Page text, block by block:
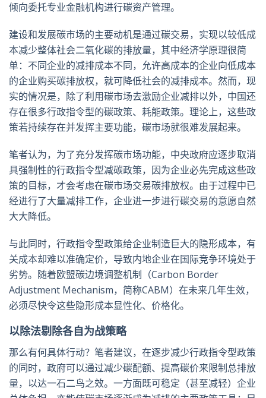
倾向委托专业金融机构进行碳资产管理。
建设和发展碳市场的主要动机是通过碳交易，实现以较低成
本减少整体社会二氧化碳的排放量，其中经济学原理很简
单：不同企业的减排成本不同，允许高成本的企业向低成本
的企业购买碳排放权，就可降低社会的减排成本。然而，现
实的情况是，除了利用碳市场去激励企业减排以外，中国还
存在很多行政指令型的碳政策、耗能政策。理论上，这些政
策若持续存在并发挥主要功能，碳市场就很难发展起来。
笔者认为，为了充分发挥碳市场功能，中央政府应逐步取消
具强制性的行政指令型减碳政策，因为企业必先完成这些政
策的目标，才会考虑在碳市场交易碳排放权。由于过程中已
经进行了大量减排工作，企业进一步进行碳交易的意愿自然
大大降低。
与此同时，行政指令型政策给企业制造巨大的隐形成本，有
关成本却难以准确定价，导致内地企业在国际竞争环境处于
劣势。随着欧盟碳边境调整机制（Carbon Border
Adjustment Mechanism，简称CABM）在未来几年生效，
必须尽快令这些隐形成本显性化、价格化。
以除法剔除各自为战策略
那么有何具体行动？笔者建议，在逐步减少行政指令型政策
的同时，政府可以通过减少碳配额、提高碳价来限制总排放
量，以达一石二鸟之效。一方面既可稳定（甚至减轻）企业